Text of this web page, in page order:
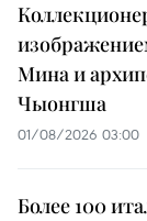
Мина и
Чыонгша
01/08/2026 03:00
Более 100